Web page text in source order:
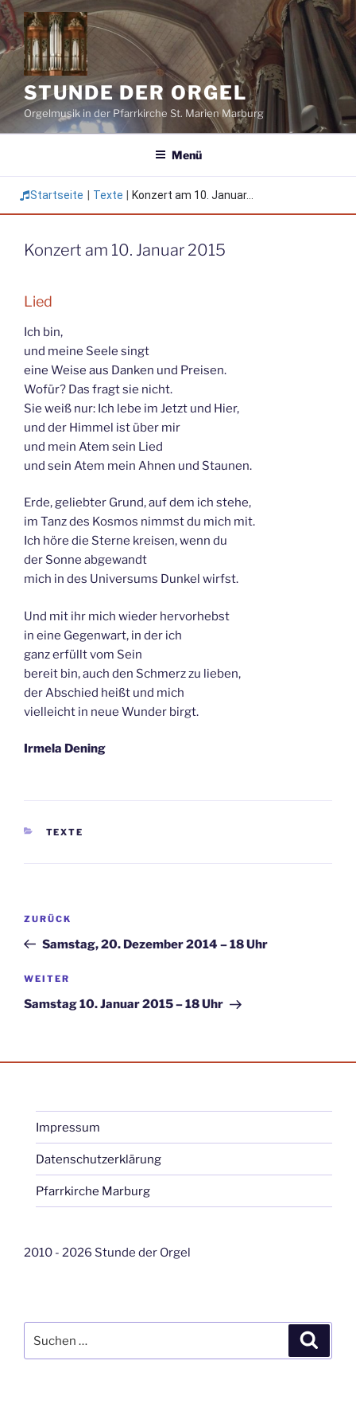
Zum
Inhalt
springen
STUNDE DER ORGEL
Orgelmusik in der Pfarrkirche St. Marien Marburg
Menü
Startseite Texte Konzert am 10. Januar...
Konzert am 10. Januar 2015
Lied
Ich bin,
und meine Seele singt
eine Weise aus Danken und Preisen.
Wofür? Das fragt sie nicht.
Sie weiß nur: Ich lebe im Jetzt und Hier,
und der Himmel ist über mir
und mein Atem sein Lied
und sein Atem mein Ahnen und Staunen.
Erde, geliebter Grund, auf dem ich stehe,
im Tanz des Kosmos nimmst du mich mit.
Ich höre die Sterne kreisen, wenn du
der Sonne abgewandt
mich in des Universums Dunkel wirfst.
Und mit ihr mich wieder hervorhebst
in eine Gegenwart, in der ich
ganz erfüllt vom Sein
bereit bin, auch den Schmerz zu lieben,
der Abschied heißt und mich
vielleicht in neue Wunder birgt.
Irmela Dening
KATEGORIEN
TEXTE
Beitragsnavigation
Vorheriger
Beitrag
ZURÜCK
Samstag, 20. Dezember 2014 – 18 Uhr
Nächster
Beitrag
WEITER
Samstag 10. Januar 2015 – 18 Uhr
Impressum
Datenschutzerklärung
Pfarrkirche Marburg
2010 - 2026 Stunde der Orgel
nach: